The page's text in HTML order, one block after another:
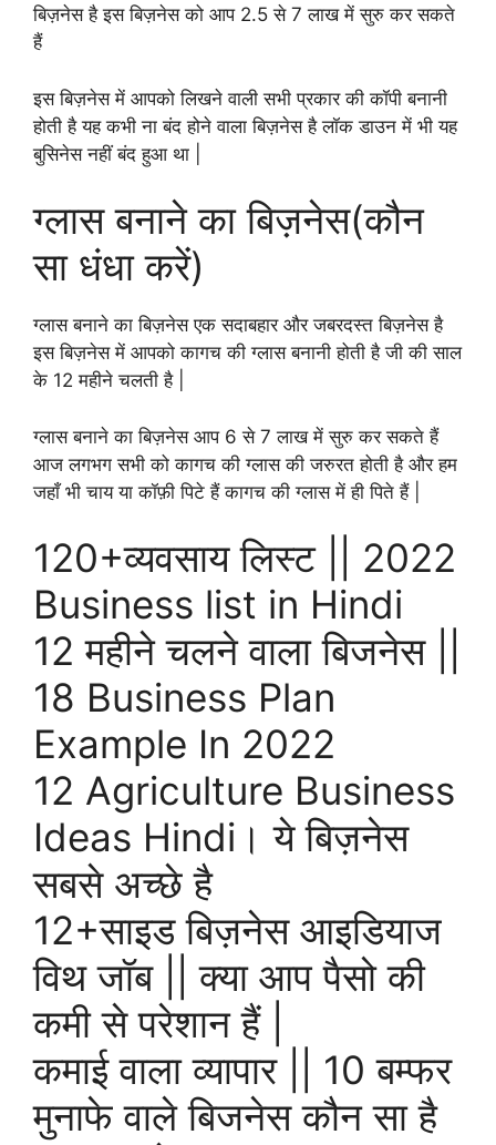
बिज़नेस है इस बिज़नेस को आप 2.5 से 7 लाख में सुरु कर सकते
हैं
इस बिज़नेस में आपको लिखने वाली सभी प्रकार की कॉपी बनानी
होती है यह कभी ना बंद होने वाला बिज़नेस है लॉक डाउन में भी यह
बुसिनेस नहीं बंद हुआ था |
ग्लास बनाने का बिज़नेस(कौन
सा धंधा करें)
ग्लास बनाने का बिज़नेस एक सदाबहार और जबरदस्त बिज़नेस है
इस बिज़नेस में आपको कागच की ग्लास बनानी होती है जी की साल
के 12 महीने चलती है |
ग्लास बनाने का बिज़नेस आप 6 से 7 लाख में सुरु कर सकते हैं
आज लगभग सभी को कागच की ग्लास की जरुरत होती है और हम
जहाँ भी चाय या कॉफ़ी पिटे हैं कागच की ग्लास में ही पिते हैं |
120+व्यवसाय लिस्ट || 2022
Business list in Hindi
12 महीने चलने वाला बिजनेस ||
18 Business Plan
Example In 2022
12 Agriculture Business
Ideas Hindi। ये बिज़नेस
सबसे अच्छे है
12+साइड बिज़नेस आइडियाज
विथ जॉब || क्या आप पैसो की
कमी से परेशान हैं |
कमाई वाला व्यापार || 10 बम्फर
मुनाफे वाले बिजनेस कौन सा है